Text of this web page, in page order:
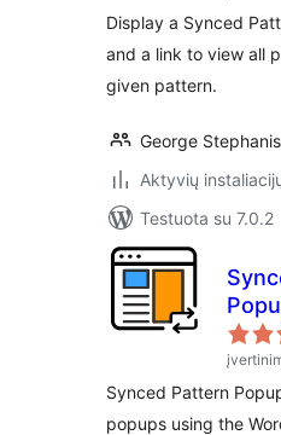
Display a Synced
and a link to view all
given pattern.
George Stephanis
Aktyvių
Testuota su 7.0.2
Synced Pattern
popups using the